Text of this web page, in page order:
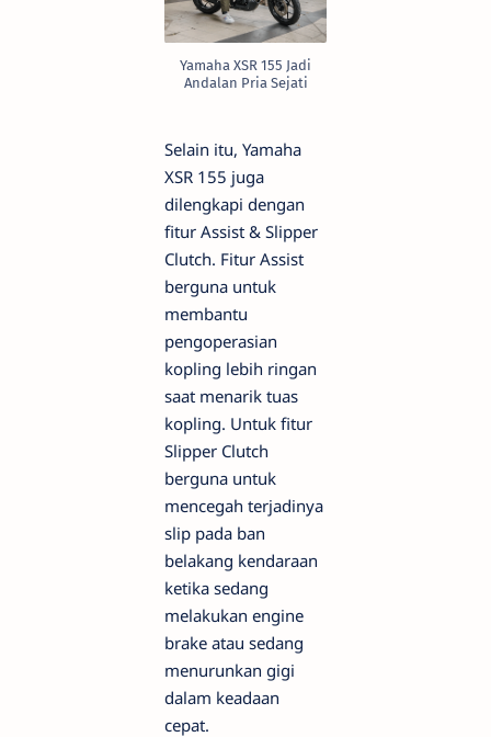
Yamaha XSR 155 Jadi
Andalan Pria Sejati
Selain itu, Yamaha
XSR 155 juga
dilengkapi dengan
fitur Assist & Slipper
Clutch. Fitur Assist
berguna untuk
membantu
pengoperasian
kopling lebih ringan
saat menarik tuas
kopling. Untuk fitur
Slipper Clutch
berguna untuk
mencegah terjadinya
slip pada ban
belakang kendaraan
ketika sedang
melakukan engine
brake atau sedang
menurunkan gigi
dalam keadaan
cepat.